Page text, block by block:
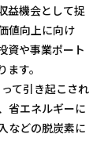
益機会として捉
値向上に向け
資や事業ポート
す。
て引き起こされ
省エネルギーに
などの脱炭素に